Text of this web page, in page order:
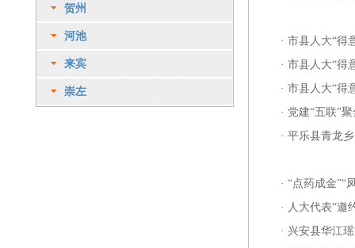
贺州
河池
来宾
崇左
· 市县人大“得
· 市县人大“得
· 市县人大“得
· 党建“五联”
· 平乐县青龙
· “点药成金”“
· 人大代表“邀
· 兴安县华江